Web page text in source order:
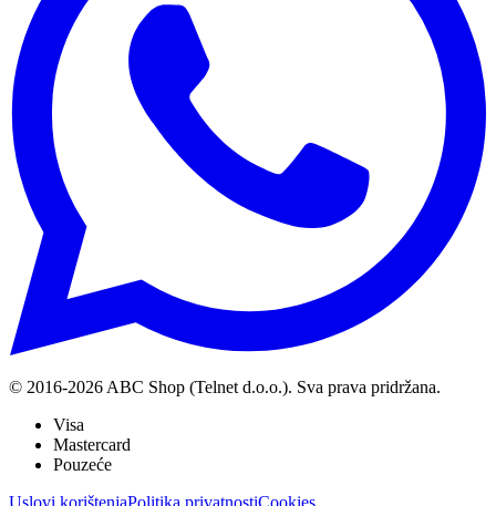
© 2016-2026 ABC Shop (Telnet d.o.o.). Sva prava pridržana.
Visa
Mastercard
Pouzeće
Uslovi korištenjaPolitika privatnostiCookies